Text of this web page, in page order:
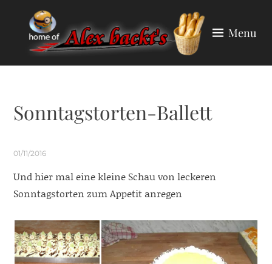
content
Menu
Sonntagstorten-Ballett
01/11/2016
Und hier mal eine kleine Schau von leckeren
Sonntagstorten zum Appetit anregen